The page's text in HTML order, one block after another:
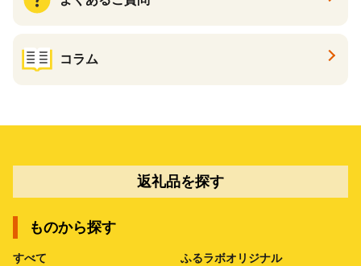
コラム
返礼品を探す
ものから探す
すべて ふるラボオリジナル